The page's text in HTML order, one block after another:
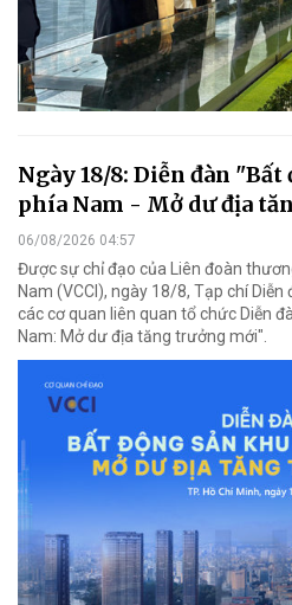
Ngày 18/8: Diễn đàn
phía Nam - Mở dư địa
06/08/2026 04:57
Được sự chỉ đạo của Liên đoàn
Nam (VCCI), ngày 18/8, Tạp chí
các cơ quan liên quan tổ chức Diễn
Nam: Mở dư địa tăng trưởng mới".